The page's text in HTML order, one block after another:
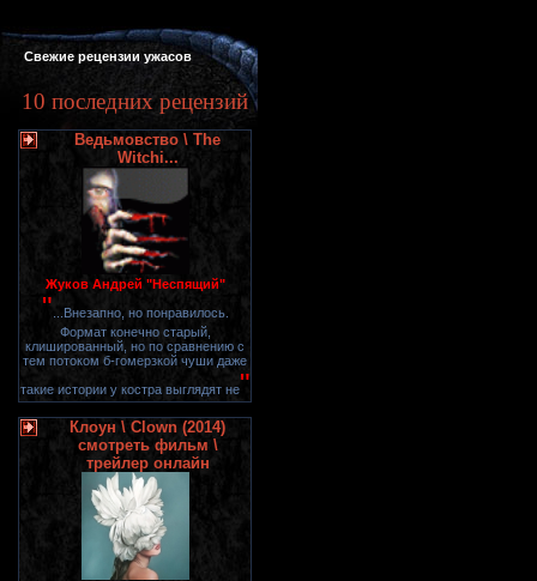
Свежие рецензии ужасов
10 последних рецензий
Ведьмовство \ The
Witchi...
Жуков Андрей "Неспящий"
" ...Внезапно, но понравилось.
Формат конечно старый,
клишированный, но по сравнению с
тем потоком б-гомерзкой чуши даже
такие истории у костра выглядят не"
Клоун \ Clown (2014)
смотреть фильм \
трейлер онлайн